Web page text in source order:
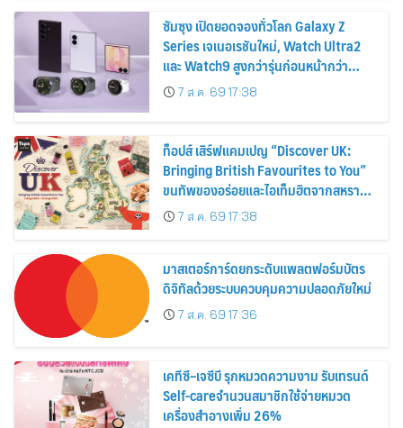
ซัมซุง เปิดยอดจองทั่วโลก Galaxy Z
Series เจเนอเรชันใหม่, Watch Ultra2
และ Watch9 สูงกว่ารุ่นก่อนหน้ากว่า
30%7 ส.ค. 69 17:38
ท็อปส์ เสิร์ฟแคมเปญ “Discover UK:
Bringing British Favourites to You”
ขนทัพของอร่อยและไอเท็มฮิตจากสหราช
อาณาจักร ส่งตรงถึงมือตั้งแต่วันนี้ – 18
สิงหาคมนี้
7 ส.ค. 69 17:38
มาสเตอร์การ์ดยกระดับแพลตฟอร์มบัตร
ดิจิทัลด้วยระบบควบคุมความปลอดภัยใหม่
7 ส.ค. 69 17:36
เคทีซี–เจซีบี รุกหมวดความงาม รับเทรนด์
Self-careจำนวนสมาชิกใช้จ่ายหมวด
เครื่องสำอางเพิ่ม 26%